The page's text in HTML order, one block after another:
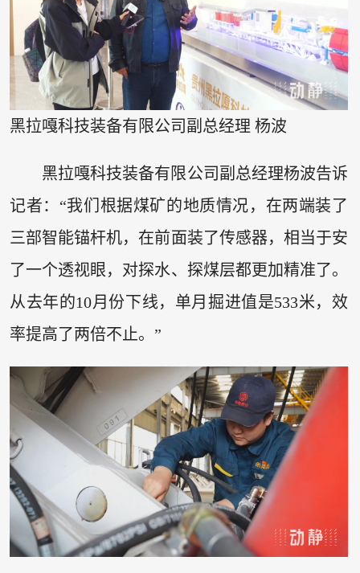
黑拉嘎科技装备有限公司副总经理 杨波
黑拉嘎科技装备有限公司副总经理杨波告诉
记者：“我们根据煤矿的地质情况，在两端装了
三部智能锚杆机，在前面装了传感器，相当于安
了一个透视眼，对探水、探煤层都更加精准了。
从去年的10月份下线，单月掘进值是533米，效
率提高了两倍不止。”